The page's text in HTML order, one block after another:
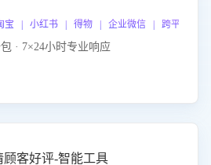
| 小红书 | 得物 | 企业微信 | 跨平台
· 7×24小时专业响应
客好评-智能工具